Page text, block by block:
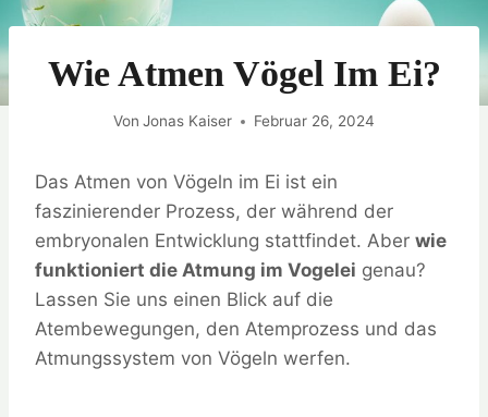
Wie Atmen Vögel Im Ei?
Von Jonas Kaiser Februar 26, 2024
Das Atmen von Vögeln im Ei ist ein
faszinierender Prozess, der während der
embryonalen Entwicklung stattfindet. Aber wie
funktioniert die Atmung im Vogelei genau?
Lassen Sie uns einen Blick auf die
Atembewegungen, den Atemprozess und das
Atmungssystem von Vögeln werfen.